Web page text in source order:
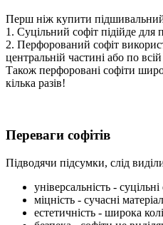
Перш ніж купити підшивальний
1. Суцільний софіт підійде
2. Перфорований софіт
центральній частині або по
Також перфоровані софіти
кілька разів!
Переваги софітів
Підводячи підсумки, слід
універсальність -
міцність - сучасні
естетичність - широка